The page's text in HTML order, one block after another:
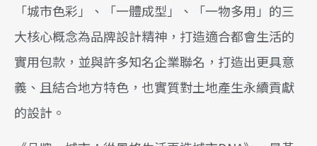
「城市色彩」、「一體成型」、「一物多用」的三
大核心概念為品牌設計精神，打造適合都會生活的
實用包款，並與許多知名企業聯名，打造出更具意
義、且結合地方特色，也實質對土地產生永續貢獻
的設計。